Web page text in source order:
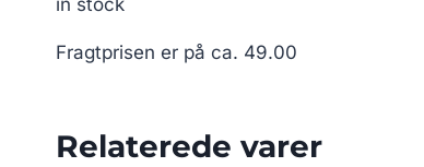
in stock
Fragtprisen er på ca. 49.00
Relaterede varer